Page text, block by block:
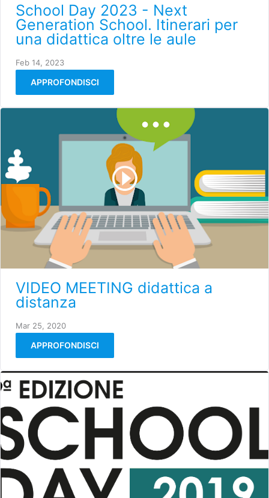
School Day 2023 - Next
Generation School. Itinerari per
una didattica oltre le aule
Feb 14, 2023
APPROFONDISCI
VIDEO MEETING didattica a
distanza
Mar 25, 2020
APPROFONDISCI